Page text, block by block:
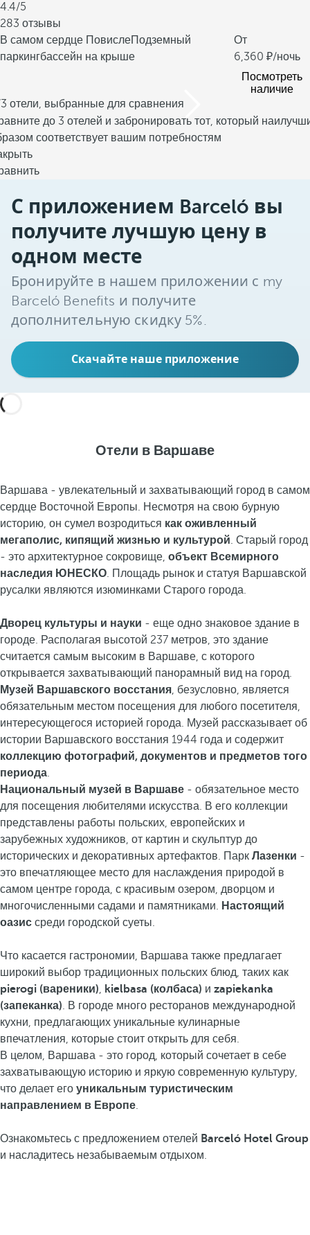
4.4/5
283 отзывы
В самом сердце ПовислеПодземный
паркингбассейн на крыше
От
6,360
/ночь
Посмотреть
наличие
отели, выбранные для сравнения
до 3 отелей и забронировать тот, который
соответствует вашим потребностям
С приложением Barceló вы
получите лучшую цену в
одном месте
Бронируйте в нашем приложении с my
Barceló Benefits и получите
дополнительную скидку 5%.
Скачайте наше приложение
Отели в Варшаве
Варшава - увлекательный и захватывающий город в самом
сердце Восточной Европы. Несмотря на свою бурную
историю, он сумел возродиться как оживленный
мегаполис, кипящий жизнью и культурой. Старый город
- это архитектурное сокровище, объект Всемирного
наследия ЮНЕСКО. Площадь рынок и статуя Варшавской
русалки являются изюминками Старого города.
Дворец культуры и науки - еще одно знаковое здание в
городе. Располагая высотой 237 метров, это здание
считается самым высоким в Варшаве, с которого
открывается захватывающий панорамный вид на город.
Музей Варшавского восстания, безусловно, является
обязательным местом посещения для любого посетителя,
интересующегося историей города. Музей рассказывает об
истории Варшавского восстания 1944 года и содержит
коллекцию фотографий, документов и предметов того
периода.
Национальный музей в Варшаве - обязательное место
для посещения любителями искусства. В его коллекции
представлены работы польских, европейских и
зарубежных художников, от картин и скульптур до
исторических и декоративных артефактов. Парк Лазенки -
это впечатляющее место для наслаждения природой в
самом центре города, с красивым озером, дворцом и
многочисленными садами и памятниками. Настоящий
оазис среди городской суеты.
Что касается гастрономии, Варшава также предлагает
широкий выбор традиционных польских блюд, таких как
pierogi (вареники), kielbasa (колбаса) и zapiekanka
(запеканка). В городе много ресторанов международной
кухни, предлагающих уникальные кулинарные
впечатления, которые стоит открыть для себя.
В целом, Варшава - это город, который сочетает в себе
захватывающую историю и яркую современную культуру,
что делает его уникальным туристическим
направлением в Европе.
Ознакомьтесь с предложением отелей Barceló Hotel Group
и насладитесь незабываемым отдыхом.